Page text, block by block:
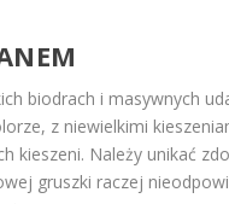
biodrach i masywnych
z niewielkimi
kieszeni. Należy unikać
gruszki raczej